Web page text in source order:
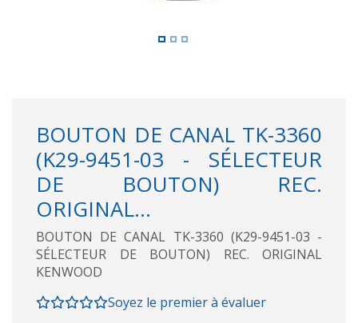
BOUTON DE CANAL TK-3360
(K29-9451-03 - SÉLECTEUR
DE BOUTON) REC.
ORIGINAL...
BOUTON DE CANAL TK-3360 (K29-9451-03 -
SÉLECTEUR DE BOUTON) REC. ORIGINAL
KENWOOD
Soyez le premier à évaluer